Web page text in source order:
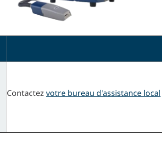
Contactez votre bureau d'assistance local